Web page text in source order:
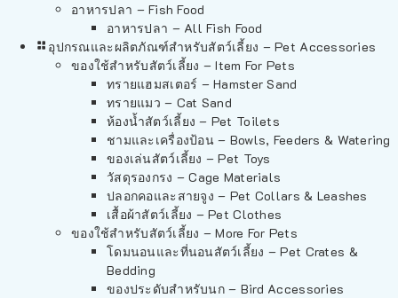
อาหารปลา – Fish Food
อาหารปลา – All Fish Food
อุปกรณและผลิตภัณฑ์สำหรับสัตว์เลี้ยง – Pet Accessories
ของใช้สำหรับสัตว์เลี้ยง – Item For Pets
ทรายแฮมสเตอร์ – Hamster Sand
ทรายแมว – Cat Sand
ห้องน้ำสัตว์เลี้ยง – Pet Toilets
ชามและเครื่องป้อน – Bowls, Feeders & Watering
ของเล่นสัตว์เลี้ยง – Pet Toys
วัสดุรองกรง – Cage Materials
ปลอกคอและสายจูง – Pet Collars & Leashes
เสื้อผ้าสัตว์เลี้ยง – Pet Clothes
ของใช้สำหรับสัตว์เลี้ยง – More For Pets
โดมนอนและที่นอนสัตว์เลี้ยง – Pet Crates &
Bedding
ของประดับสำหรับนก – Bird Accessories